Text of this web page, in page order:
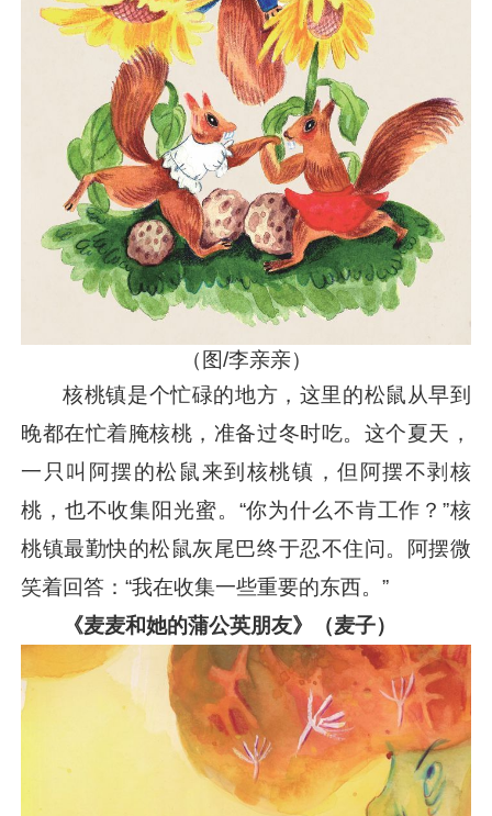
（图/李亲亲）
核桃镇是个忙碌的地方，这里的松鼠从早到
晚都在忙着腌核桃，准备过冬时吃。这个夏天，
一只叫阿摆的松鼠来到核桃镇，但阿摆不剥核
桃，也不收集阳光蜜。“你为什么不肯工作？”核
桃镇最勤快的松鼠灰尾巴终于忍不住问。阿摆微
笑着回答：“我在收集一些重要的东西。”
《麦麦和她的蒲公英朋友》（麦子）